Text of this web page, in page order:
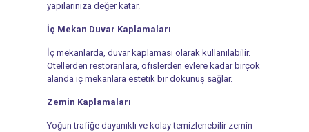
yapılarınıza değer katar.
İç Mekan Duvar Kaplamaları
İç mekanlarda, duvar kaplaması olarak kullanılabilir.
Otellerden restoranlara, ofislerden evlere kadar birçok
alanda iç mekanlara estetik bir dokunuş sağlar.
Zemin Kaplamaları
Yoğun trafiğe dayanıklı ve kolay temizlenebilir zemin